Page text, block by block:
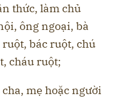
thức, làm chủ
ông ngoại, bà
bác ruột, chú
cháu ruột;
mẹ hoặc người